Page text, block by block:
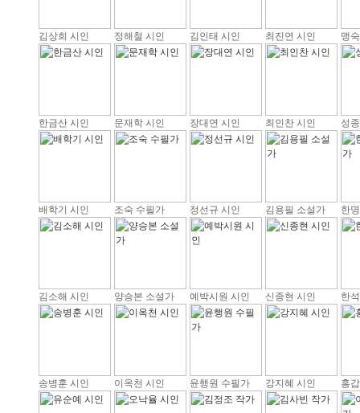
김상희 시인 정해철 시인 김인태 시인 최진연 시인 맹
한금산 시인 문재학 시인 장대연 시인 최인찬 시인 성
배학기 시인 조숙 수필가 정선규 시인 김용필 소설가 한
김소해 시인 양승본 소설가 예박시원 시인 신종현 시인 한
송병훈 시인 이옥천 시인 윤행원 수필가 강지혜 시인 홍